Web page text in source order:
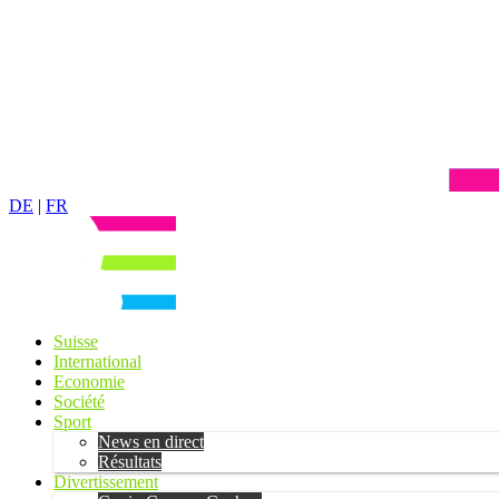
DE | FR
Suisse
International
Economie
Société
Sport
News en direct
Résultats
Divertissement